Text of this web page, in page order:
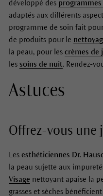
développé des programmes
adaptés aux différents
programme de soin fait
de produits pour le
la peau, pour les crèmes de
les soins de nuit. Rendez-
Astuces
Offrez-vous une
Les esthéticiennes Dr.
la peau sujette aux
Visage nettoyant apaise la
grasses et sèches